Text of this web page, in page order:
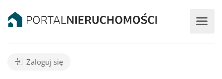
Zaloguj się